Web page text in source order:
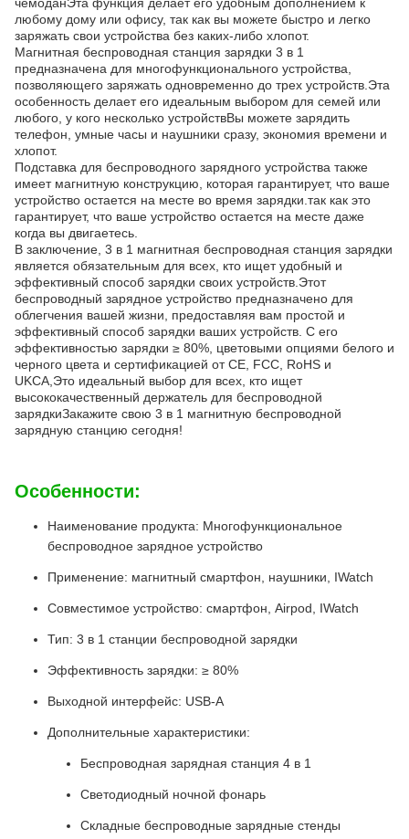
любому дому или офису, так как вы можете быстро и легко
заряжать свои устройства без каких-либо хлопот.
Магнитная беспроводная станция зарядки 3 в 1
предназначена для многофункционального устройства,
позволяющего заряжать одновременно до трех устройств.Эта
особенность делает его идеальным выбором для семей или
любого, у кого несколько устройствВы можете зарядить
телефон, умные часы и наушники сразу, экономия времени и
хлопот.
Подставка для беспроводного зарядного устройства также
имеет магнитную конструкцию, которая гарантирует, что ваше
устройство остается на месте во время зарядки.так как это
гарантирует, что ваше устройство остается на месте даже
когда вы двигаетесь.
В заключение, 3 в 1 магнитная беспроводная станция зарядки
является обязательным для всех, кто ищет удобный и
эффективный способ зарядки своих устройств.Этот
беспроводный зарядное устройство предназначено для
облегчения вашей жизни, предоставляя вам простой и
эффективный способ зарядки ваших устройств. С его
эффективностью зарядки ≥ 80%, цветовыми опциями белого и
черного цвета и сертификацией от CE, FCC, RoHS и
UKCA,Это идеальный выбор для всех, кто ищет
высококачественный держатель для беспроводной
зарядкиЗакажите свою 3 в 1 магнитную беспроводной
зарядную станцию сегодня!
Особенности:
Наименование продукта: Многофункциональное
беспроводное зарядное устройство
Применение: магнитный смартфон, наушники, IWatch
Совместимое устройство: смартфон, Airpod, IWatch
Тип: 3 в 1 станции беспроводной зарядки
Эффективность зарядки: ≥ 80%
Выходной интерфейс: USB-A
Дополнительные характеристики:
Беспроводная зарядная станция 4 в 1
Светодиодный ночной фонарь
Складные беспроводные зарядные стенды